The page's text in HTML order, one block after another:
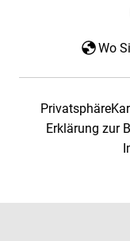
Wo
Privatsphäre
Erklärung zur